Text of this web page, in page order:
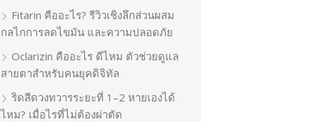
Fitarin คืออะไร? รีวิวเชิงลึกส่วนผสม
กลไกการลดไขมัน และความปลอดภัย
Oclarizin คืออะไร ดีไหม ตัวช่วยดูแล
สายตาสำหรับคนยุคดิจิทัล
ริดสีดวงทวารระยะที่ 1–2 หายเองได้
ไหม? เมื่อไรที่ไม่ต้องผ่าตัด